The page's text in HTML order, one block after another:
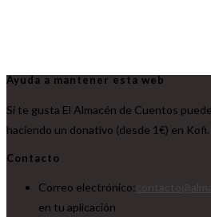
Ayuda a mantener esta web
Si te gusta El Almacén de Cuentos
haciendo un donativo (desde 1€) en Kofi.
Contacto
Correo electrónico:
en tu aplicación